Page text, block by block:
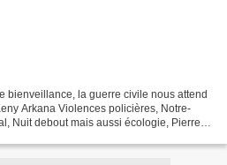
bienveillance, la guerre civile nous attend
Arkana Violences policières, Notre-
Nuit debout mais aussi écologie, Pierre